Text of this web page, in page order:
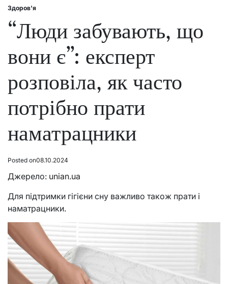
Posted
in
Здоров'я
“Люди забувають, що
вони є”: експерт
розповіла, як часто
потрібно прати
наматрацники
Posted on08.10.2024
Джерело: unian.ua
Для підтримки гігієни сну важливо також прати і
наматрацники.